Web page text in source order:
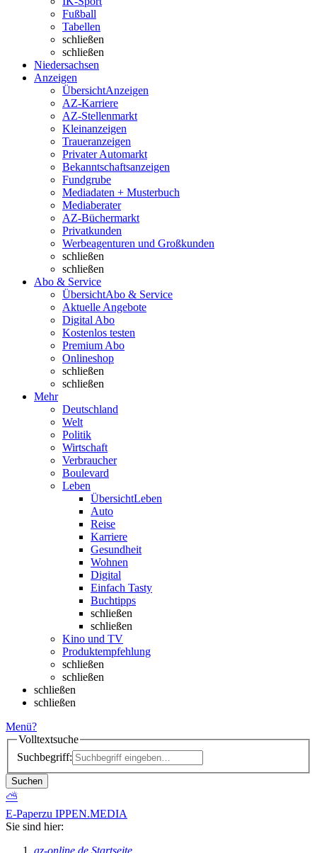
Fußball
Tabellen
schließen
schließen
Niedersachsen
Anzeigen
ÜbersichtAnzeigen
AZ-Karriere
AZ-Stellenmarkt
Kleinanzeigen
Traueranzeigen
Privater Automarkt
Bekanntschaftsanzeigen
Fundgrube
Mediadaten + Musterbuch
Mediaberater
AZ-Büchermarkt
Privatkunden
Werbeagenturen und Großkunden
schließen
schließen
Abo & Service
ÜbersichtAbo & Service
Aktuelle Angebote
Digital Abo
Kostenlos testen
Premium Abo
Onlineshop
schließen
schließen
Mehr
Deutschland
Welt
Politik
Wirtschaft
Verbraucher
Boulevard
Leben
ÜbersichtLeben
Auto
Reise
Karriere
Gesundheit
Wohnen
Digital
Einfach Tasty
Buchtipps
schließen
schließen
Kino und TV
Produktempfehlung
schließen
schließen
schließen
schließen
Menü?
Volltextsuche
Suchbegriff:
Suchen
⛅
E-Paperzu IPPEN.MEDIA
Sie sind hier:
az-online.de Startseite